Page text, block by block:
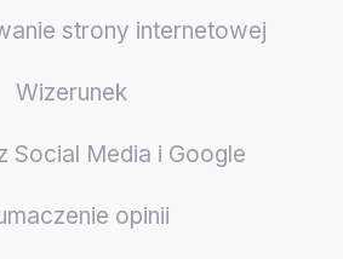
strony internetowej
Wizerunek
Social Media i Google
opinii